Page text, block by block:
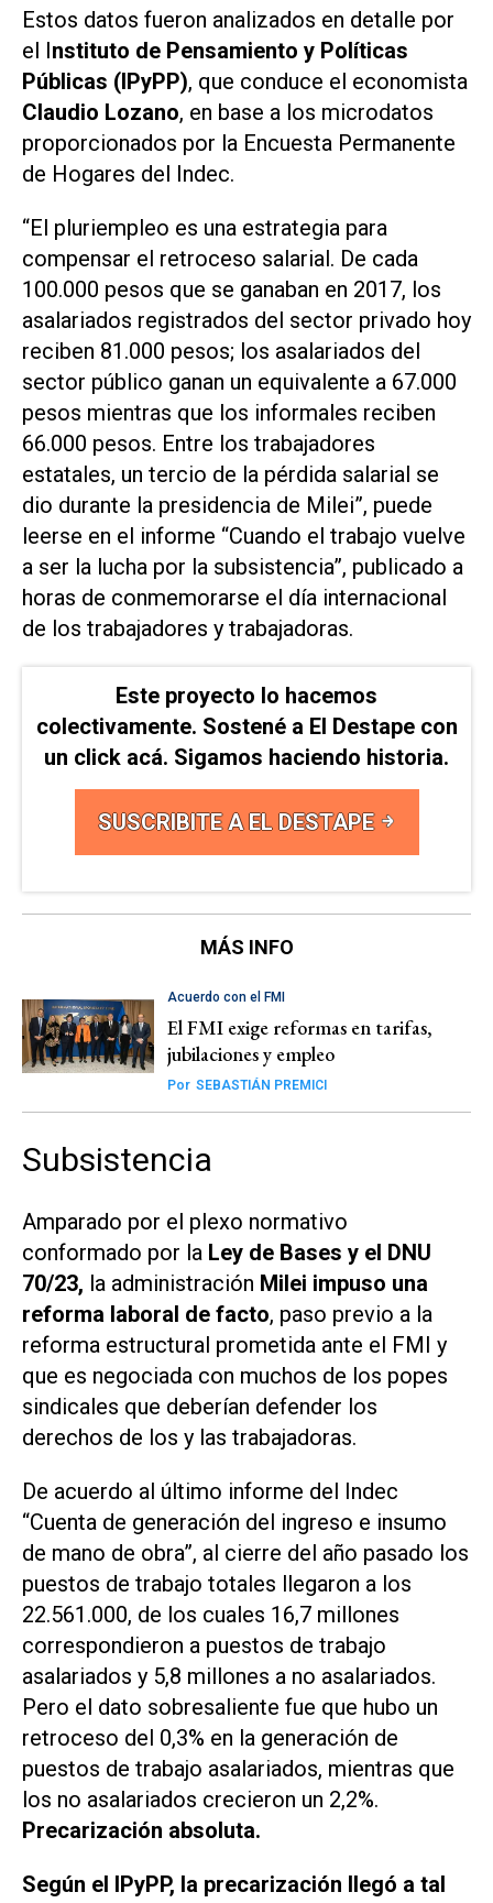
Estos datos fueron analizados en detalle por
el Instituto de Pensamiento y Políticas
Públicas (IPyPP), que conduce el economista
Claudio Lozano, en base a los microdatos
proporcionados por la Encuesta Permanente
de Hogares del Indec.
“El pluriempleo es una estrategia para
compensar el retroceso salarial. De cada
100.000 pesos que se ganaban en 2017, los
asalariados registrados del sector privado hoy
reciben 81.000 pesos; los asalariados del
sector público ganan un equivalente a 67.000
pesos mientras que los informales reciben
66.000 pesos. Entre los trabajadores
estatales, un tercio de la pérdida salarial se
dio durante la presidencia de Milei”, puede
leerse en el informe “Cuando el trabajo vuelve
a ser la lucha por la subsistencia”, publicado a
horas de conmemorarse el día internacional
de los trabajadores y trabajadoras.
Este proyecto lo hacemos
colectivamente. Sostené a El Destape con
un click acá. Sigamos haciendo historia.
SUSCRIBITE A EL DESTAPE
MÁS INFO
Acuerdo con el FMI
El FMI exige reformas en tarifas,
jubilaciones y empleo
Por SEBASTIÁN PREMICI
Subsistencia
Amparado por el plexo normativo
conformado por la Ley de Bases y el DNU
70/23, la administración Milei impuso una
reforma laboral de facto, paso previo a la
reforma estructural prometida ante el FMI y
que es negociada con muchos de los popes
sindicales que deberían defender los
derechos de los y las trabajadoras.
De acuerdo al último informe del Indec
“Cuenta de generación del ingreso e insumo
de mano de obra”, al cierre del año pasado los
puestos de trabajo totales llegaron a los
22.561.000, de los cuales 16,7 millones
correspondieron a puestos de trabajo
asalariados y 5,8 millones a no asalariados.
Pero el dato sobresaliente fue que hubo un
retroceso del 0,3% en la generación de
puestos de trabajo asalariados, mientras que
los no asalariados crecieron un 2,2%.
Precarización absoluta.
Según el IPyPP, la precarización llegó a tal